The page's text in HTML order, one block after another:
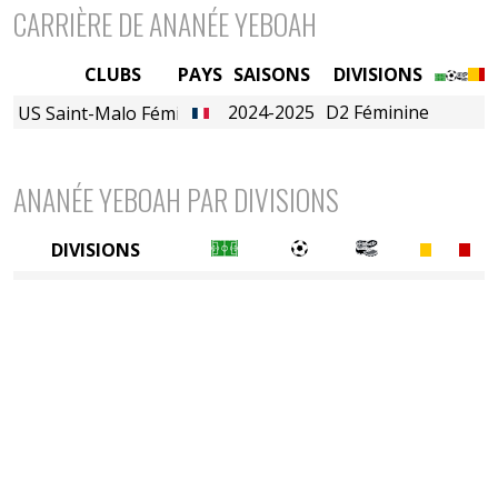
CARRIÈRE DE ANANÉE YEBOAH
PAYS SAISONS
DIVISIONS
2024-2025 D2 Féminine
CLUBS
US Saint-Malo Féminin
ANANÉE YEBOAH PAR DIVISIONS
DIVISIONS